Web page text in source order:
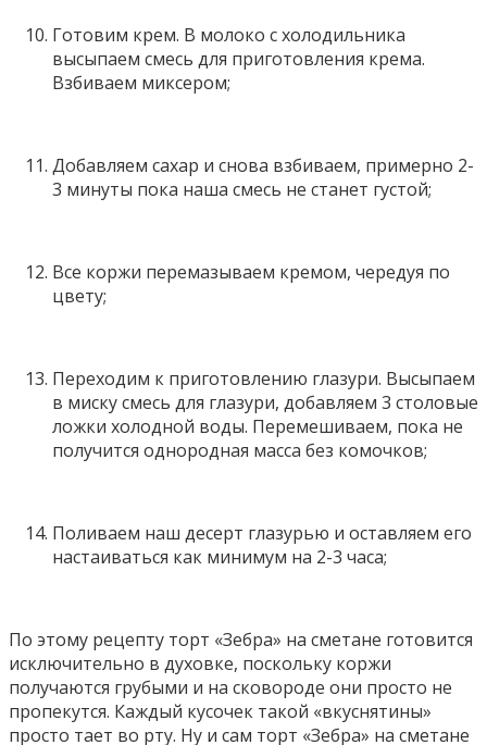
Готовим крем. В молоко с холодильника
высыпаем смесь для приготовления крема.
Взбиваем миксером;
Добавляем сахар и снова взбиваем, примерно 2-
3 минуты пока наша смесь не станет густой;
Все коржи перемазываем кремом, чередуя по
цвету;
Переходим к приготовлению глазури. Высыпаем
в миску смесь для глазури, добавляем 3 столовые
ложки холодной воды. Перемешиваем, пока не
получится однородная масса без комочков;
Поливаем наш десерт глазурью и оставляем его
настаиваться как минимум на 2-3 часа;
По этому рецепту торт «Зебра» на сметане готовится
исключительно в духовке, поскольку коржи
получаются грубыми и на сковороде они просто не
пропекутся. Каждый кусочек такой «вкуснятины»
просто тает во рту. Ну и сам торт «Зебра» на сметане